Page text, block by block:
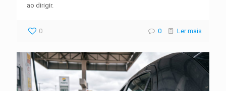
ao dirigir.
0 0 Ler mais